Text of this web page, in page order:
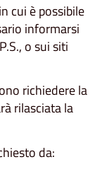
cui è possibile
informarsi
o sui siti
richiedere la
rilasciata la
da: